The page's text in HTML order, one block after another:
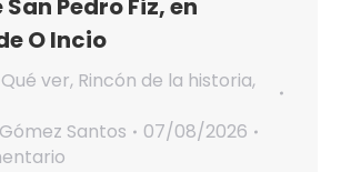
Pedro Fiz, en
O Incio
Qué ver, Rincón de la historia,
Santos
07/08/2026